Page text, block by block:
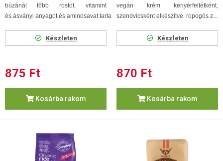
búzánál több rostot, vitamint
és ásványi anyagot és aminosavat tartalmaz...
Készleten
875 Ft
Kosárba rakom
vegán krém kenyérfeltétként,
szendvicsként elkészítve, ropogós z...
Készleten
870 Ft
Kosárba rakom